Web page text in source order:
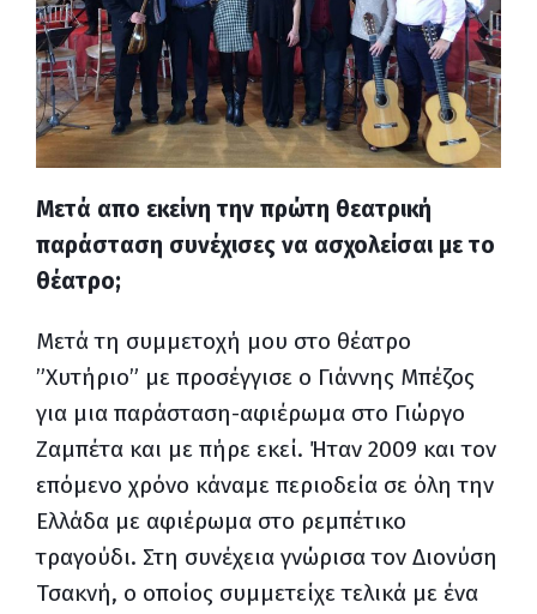
Μετά απο εκείνη την πρώτη θεατρική
παράσταση συνέχισες να ασχολείσαι με το
θέατρο;
Μετά τη συμμετοχή μου στο θέατρο
”Χυτήριο” με προσέγγισε ο Γιάννης Μπέζος
για μια παράσταση-αφιέρωμα στο Γιώργο
Ζαμπέτα και με πήρε εκεί. Ήταν 2009 και τον
επόμενο χρόνο κάναμε περιοδεία σε όλη την
Ελλάδα με αφιέρωμα στο ρεμπέτικο
τραγούδι. Στη συνέχεια γνώρισα τον Διονύση
Τσακνή, ο οποίος συμμετείχε τελικά με ένα